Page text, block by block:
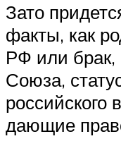
Зато
факты, как
РФ или брак,
Союза,
российского
дающие